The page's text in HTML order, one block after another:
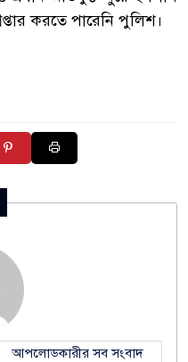
করতে পারেনি পুলিশ।
আপলোডকারীর সব সংবাদ